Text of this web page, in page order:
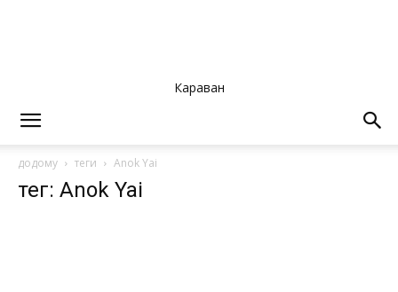
Караван
додому теги Anok Yai
тег: Anok Yai